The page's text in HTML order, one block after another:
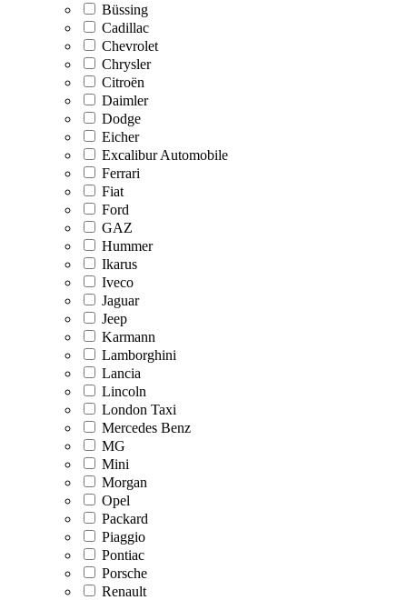
Büssing
Cadillac
Chevrolet
Chrysler
Citroën
Daimler
Dodge
Eicher
Excalibur Automobile
Ferrari
Fiat
Ford
GAZ
Hummer
Ikarus
Iveco
Jaguar
Jeep
Karmann
Lamborghini
Lancia
Lincoln
London Taxi
Mercedes Benz
MG
Mini
Morgan
Opel
Packard
Piaggio
Pontiac
Porsche
Renault